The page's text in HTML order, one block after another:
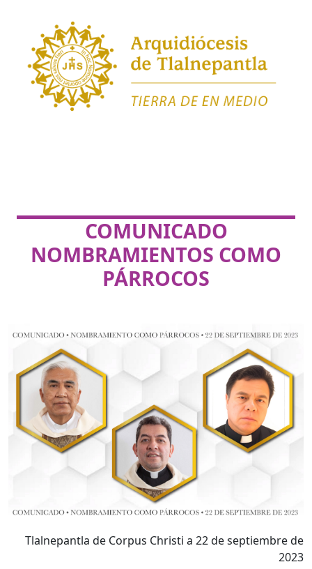
COMUNICADO
NOMBRAMIENTOS COMO
PÁRROCOS
Tlalnepantla de Corpus Christi a 22 de septiembre de
2023